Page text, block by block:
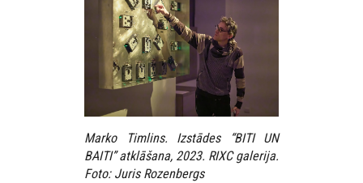
Marko Timlins. Izstādes “BITI UN
BAITI” atklāšana, 2023. RIXC galerija.
Foto: Juris Rozenbergs